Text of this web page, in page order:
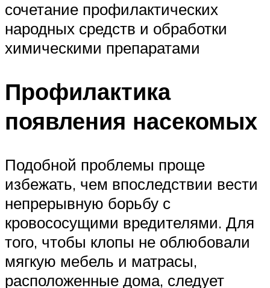
сочетание профилактических
народных средств и обработки
химическими препаратами
Профилактика
появления насекомых
Подобной проблемы проще
избежать, чем впоследствии вести
непрерывную борьбу с
кровососущими вредителями. Для
того, чтобы клопы не облюбовали
мягкую мебель и матрасы,
расположенные дома, следует